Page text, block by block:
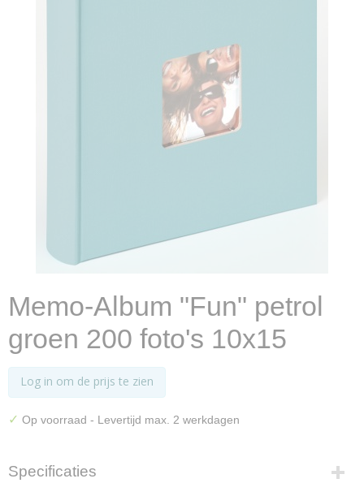
Memo-Album "Fun" petrol
groen 200 foto's 10x15
Log in om de prijs te zien
✓ Op voorraad - Levertijd max. 2 werkdagen
Specificaties